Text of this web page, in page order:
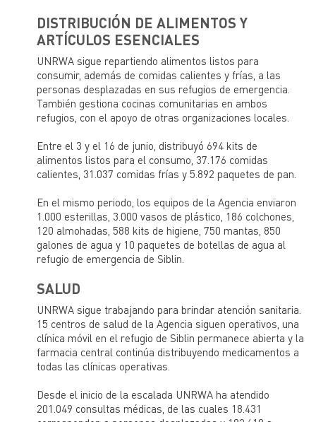
DISTRIBUCIÓN DE ALIMENTOS Y
ARTÍCULOS ESENCIALES
UNRWA sigue repartiendo alimentos listos para
consumir, además de comidas calientes y frías, a las
personas desplazadas en sus refugios de emergencia.
También gestiona cocinas comunitarias en ambos
refugios, con el apoyo de otras organizaciones locales.
Entre el 3 y el 16 de junio, distribuyó 694 kits de
alimentos listos para el consumo, 37.176 comidas
calientes, 31.037 comidas frías y 5.892 paquetes de pan.
En el mismo periodo, los equipos de la Agencia enviaron
1.000 esterillas, 3.000 vasos de plástico, 186 colchones,
120 almohadas, 588 kits de higiene, 750 mantas, 850
galones de agua y 10 paquetes de botellas de agua al
refugio de emergencia de Siblin.
SALUD
UNRWA sigue trabajando para brindar atención sanitaria.
15 centros de salud de la Agencia siguen operativos, una
clínica móvil en el refugio de Siblin permanece abierta y la
farmacia central continúa distribuyendo medicamentos a
todas las clínicas operativas.
Desde el inicio de la escalada UNRWA ha atendido
201.049 consultas médicas, de las cuales 18.431